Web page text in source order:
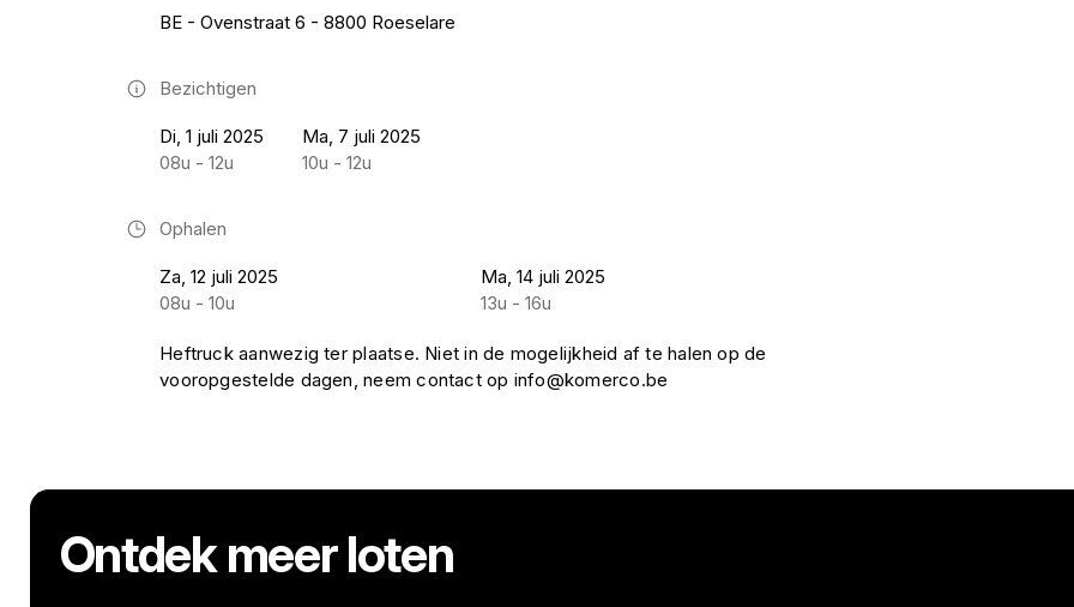
BE - Ovenstraat 6 - 8800 Roeselare
Bezichtigen
Di, 1 juli 2025
08u - 12u
Ma, 7 juli 2025
10u - 12u
Ophalen
Za, 12 juli 2025
08u - 10u
Ma, 14 juli 2025
13u - 16u
Heftruck aanwezig ter plaatse. Niet in de mogelijkheid af te halen op de
vooropgestelde dagen, neem contact op info@komerco.be
Ontdek meer loten